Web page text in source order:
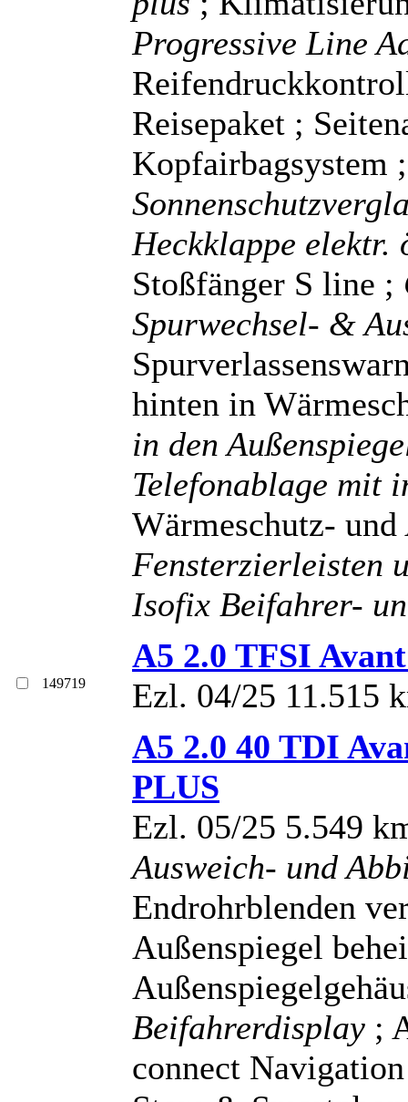
Progressive Line
Reisepaket ;
Kopfairbagsystem
Heckklappe
Stoßfänger S line ;
Spurwechsel- &
hinten in
in den
Telefonablage mit
Wärmeschutz-
Fensterzierleisten
Isofix Beifahrer-
149719
A5 2.0 TFSI
Ezl. 04/25 11.515
A5 2.0 40 TDI
PLUS
Ezl. 05/25 5.549
Ausweich- und
Endrohrblenden
Außenspiegel
Beifahrerdisplay ;
connect